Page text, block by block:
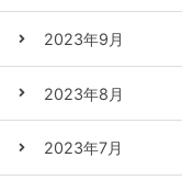
2023年9月
2023年8月
2023年7月